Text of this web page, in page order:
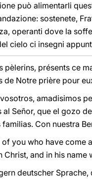
può alimentarli
sostenete,
operanti dove la
cielo ci insegni
pèlerins, présents ce
de Notre prière pour
amadisimos
al Señor, que el gozo
familias. Con nuestra
of you who have come
Christ, and in his
deutscher